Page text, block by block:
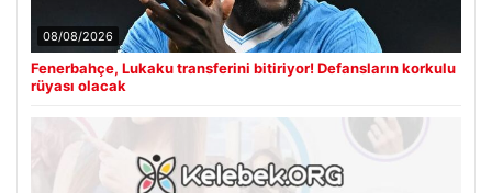
08/08/2026
Fenerbahçe, Lukaku transferini bitiriyor! Defansların korkulu
rüyası olacak